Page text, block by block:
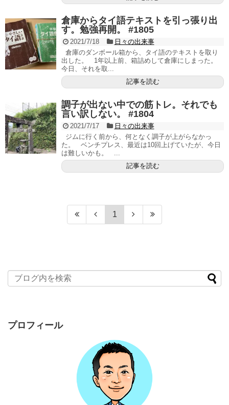
倉庫からタイ語テキストを引っ張り出
す。勉強再開。 #1805
2021/7/18
日々の出来事
倉庫のダンボール箱から、タイ語のテキストを取り
出した。 1年以上前、箱詰めして倉庫にしまった。
今日、それを取...
記事を読む
調子が出ない中での筋トレ。それでも
言い訳しない。 #1804
2021/7/17
日々の出来事
ジムに行く前から、何となく調子が上がらなかっ
た。 ベンチプレス、最近は10回上げていたが、今日
は難しいかも。 ...
記事を読む
1
プロフィール